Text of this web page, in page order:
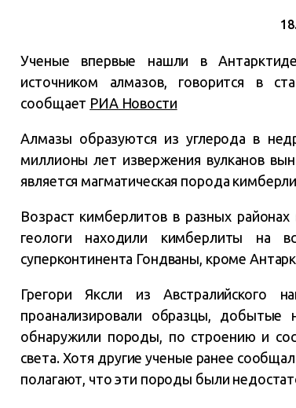
Ученые впервые нашли в
источником алмазов, говорится в
сообщает РИА Новости
Алмазы образуются из углерода в
миллионы лет извержения вулканов
является магматическая порода
Возраст кимберлитов в разных
геологи находили кимберлиты на
суперконтинента Гондваны, кроме
Грегори Яксли из Австралийского
проанализировали образцы,
обнаружили породы, по строению и
света. Хотя другие ученые ранее
полагают, что эти породы были